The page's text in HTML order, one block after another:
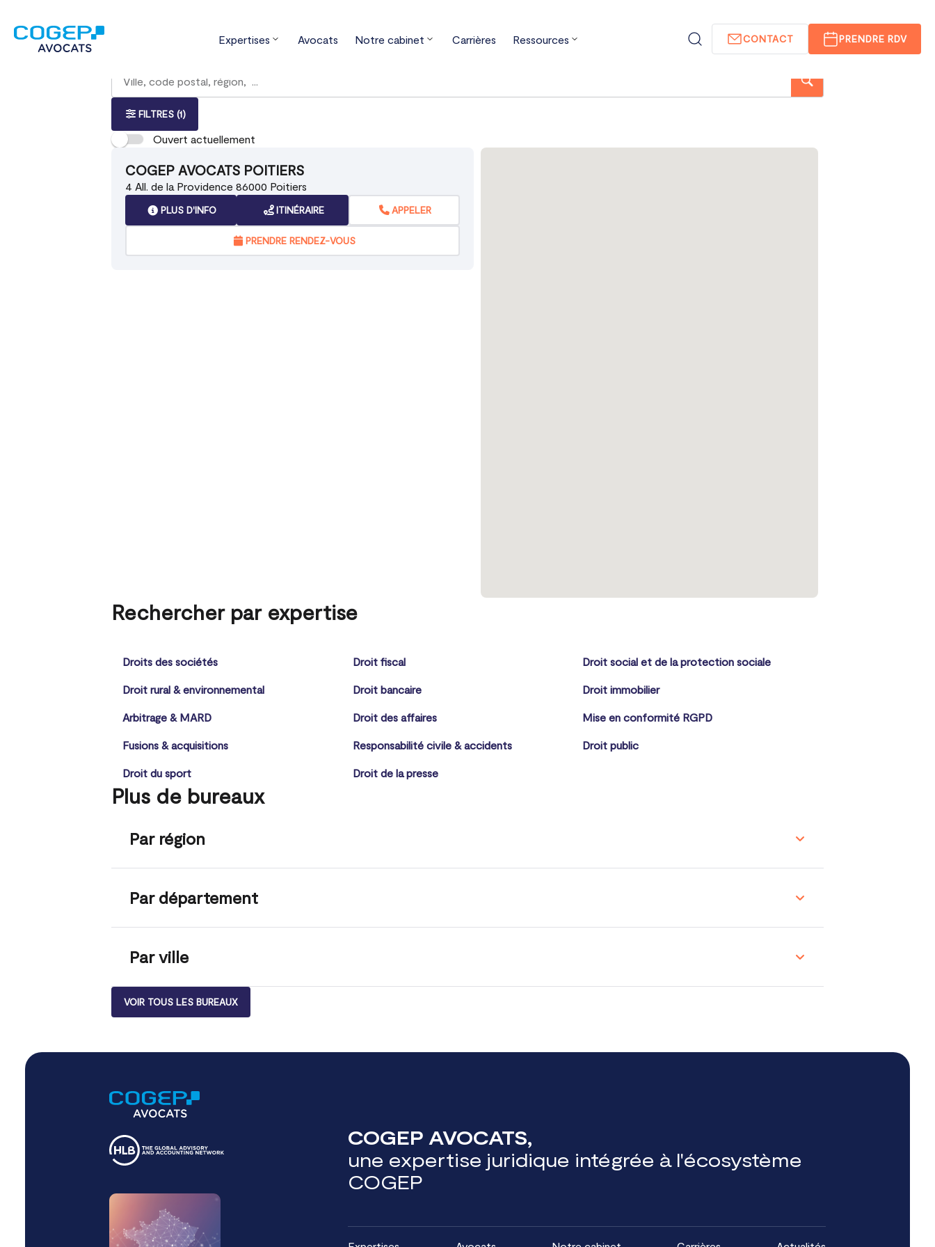
Expertises Avocats Notre cabinet Carrières Ressources CONTACT PRENDRE RDV
Trouver votre bureau Nouvelle-Aquitaine Vienne Poitiers
renseigner
adresse
résultat(s)
trouvé(s)
FILTRES (1)
Ouvert actuellement
COGEP AVOCATS POITIERS
4 All. de la Providence 86000 Poitiers
PLUS D'INFO ITINÉRAIRE APPELER
PRENDRE RENDEZ-VOUS
Rechercher par expertise
Droits des sociétés Droit fiscal Droit social et de la protection sociale
Droit rural & environnemental Droit bancaire Droit immobilier
Arbitrage & MARD Droit des affaires Mise en conformité RGPD
Fusions & acquisitions Responsabilité civile & accidents Droit public
Droit du sport Droit de la presse
Plus de bureaux
Par région
Par département
Par ville
VOIR TOUS LES BUREAUX
COGEP AVOCATS,
une expertise juridique intégrée à l'écosystème
COGEP